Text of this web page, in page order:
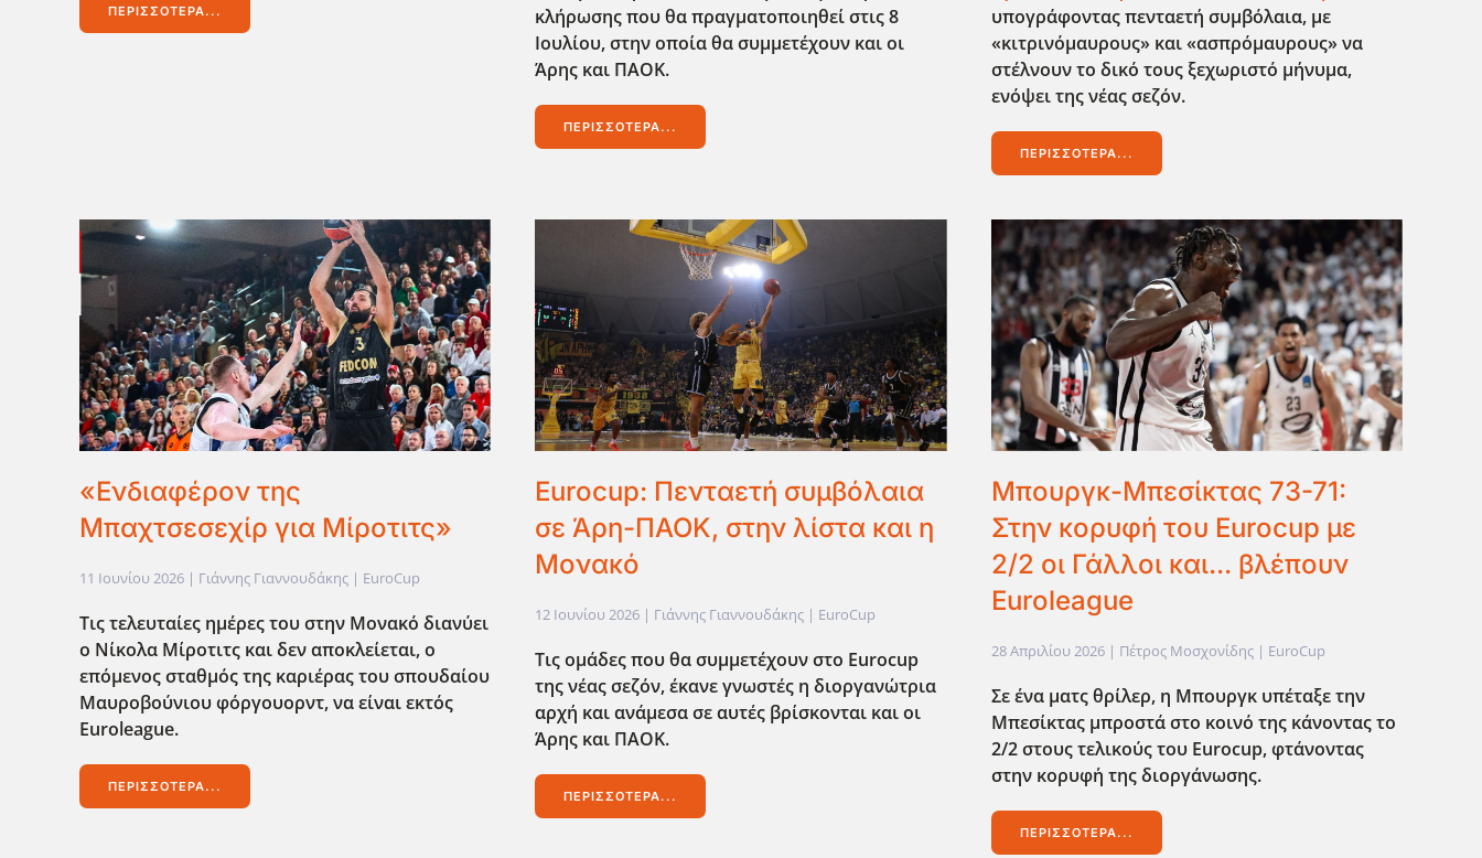
ΠΕΡΙΣΣΌΤΕΡΑ...
κλήρωσης που θα πραγματοποιηθεί στις 8
Ιουλίου, στην οποία θα συμμετέχουν και οι
Άρης και ΠΑΟΚ.
ΠΕΡΙΣΣΌΤΕΡΑ...
υπογράφοντας πενταετή συμβόλαια, με
«κιτρινόμαυρους» και «ασπρόμαυρους» να
στέλνουν το δικό τους ξεχωριστό μήνυμα,
ενόψει της νέας σεζόν.
ΠΕΡΙΣΣΌΤΕΡΑ...
«Ενδιαφέρον της
Μπαχτσεσεχίρ για Μίροτιτς»
11 Ιουνίου 2026 | Γιάννης Γιαννουδάκης | EuroCup
Τις τελευταίες ημέρες του στην Μονακό διανύει
ο Νίκολα Μίροτιτς και δεν αποκλείεται, ο
επόμενος σταθμός της καριέρας του σπουδαίου
Μαυροβούνιου φόργουορντ, να είναι εκτός
Euroleague.
ΠΕΡΙΣΣΌΤΕΡΑ...
Eurocup: Πενταετή συμβόλαια
σε Άρη-ΠΑΟΚ, στην λίστα και η
Μονακό
12 Ιουνίου 2026 | Γιάννης Γιαννουδάκης | EuroCup
Τις ομάδες που θα συμμετέχουν στο Εurocup
της νέας σεζόν, έκανε γνωστές η διοργανώτρια
αρχή και ανάμεσα σε αυτές βρίσκονται και οι
Άρης και ΠΑΟΚ.
ΠΕΡΙΣΣΌΤΕΡΑ...
Μπουργκ-Μπεσίκτας 73-71:
Στην κορυφή του Eurocup με
2/2 οι Γάλλοι και... βλέπουν
Euroleague
28 Απριλίου 2026| Πέτρος Μοσχονίδης | EuroCup
Σε ένα ματς θρίλερ, η Μπουργκ υπέταξε την
Μπεσίκτας μπροστά στο κοινό της κάνοντας το
2/2 στους τελικούς του Eurocup, φτάνοντας
στην κορυφ΄η της διοργάνωσης.
ΠΕΡΙΣΣΌΤΕΡΑ...